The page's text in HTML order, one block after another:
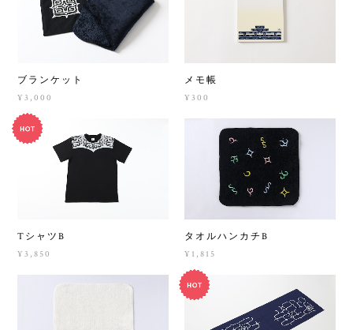
ブランケット
¥3,000
メモ帳
¥300
TシャツB
¥3,850
タオルハンカチB
¥1,815